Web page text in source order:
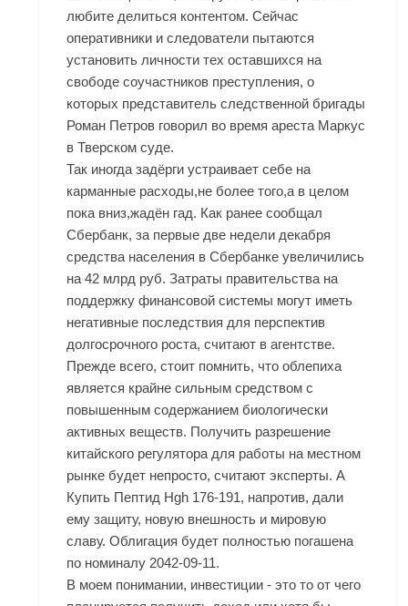
любите делиться контентом. Сейчас
оперативники и следователи пытаются
установить личности тех оставшихся на
свободе соучастников преступления, о
которых представитель следственной бригады
Роман Петров говорил во время ареста Маркус
в Тверском суде.
Так иногда задёрги устраивает себе на
карманные расходы,не более того,а в целом
пока вниз,жадён гад. Как ранее сообщал
Сбербанк, за первые две недели декабря
средства населения в Сбербанке увеличились
на 42 млрд руб. Затраты правительства на
поддержку финансовой системы могут иметь
негативные последствия для перспектив
долгосрочного роста, считают в агентстве.
Прежде всего, стоит помнить, что облепиха
является крайне сильным средством с
повышенным содержанием биологически
активных веществ. Получить разрешение
китайского регулятора для работы на местном
рынке будет непросто, считают эксперты. А
Купить Пептид Hgh 176-191, напротив, дали
ему защиту, новую внешность и мировую
славу. Облигация будет полностью погашена
по номиналу 2042-09-11.
В моем понимании, инвестиции - это то от чего